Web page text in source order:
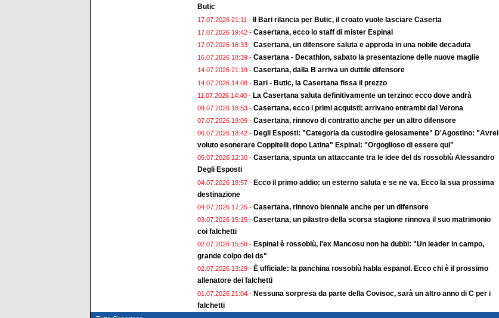
Butic
17.07.2026 21:11 - Il Bari rilancia per Butic, il croato vuole lasciare Caserta
17.07.2026 19:42 - Casertana, ecco lo staff di mister Espinal
17.07.2026 16:33 - Casertana, un difensore saluta e approda in una nobile decaduta
16.07.2026 18:39 - Casertana - Decathlon, sabato la presentazione delle nuove maglie
14.07.2026 21:19 - Casertana, dalla B arriva un duttile difensore
14.07.2026 14:08 - Bari - Butic, la Casertana fissa il prezzo
11.07.2026 14:40 - La Casertana saluta definitivamente un terzino: ecco dove andrà
09.07.2026 18:53 - Casertana, ecco i primi acquisti: arrivano entrambi dal Verona
07.07.2026 19:09 - Casertana, rinnovo di contratto anche per un altro difensore
06.07.2026 18:42 - Degli Esposti: "Categoria da custodire gelosamente" D'Agostino: "Avrei
voluto esonerare Coppitelli dopo Latina" Espinal: "Orgoglioso di essere qui"
05.07.2026 12:30 - Casertana, spunta un attaccante tra le idee del ds rossoblù Alessandro
Degli Esposti
04.07.2026 18:57 - Ecco il primo addio: un esterno saluta e se ne va. Ecco la sua prossima
destinazione
04.07.2026 17:25 - Casertana, rinnovo biennale anche per un difensore
03.07.2026 15:15 - Casertana, un pilastro della scorsa stagione rinnova il suo matrimonio
coi falchetti
02.07.2026 15:56 - Espinal è rossoblù, l'ex Mancosu non ha dubbi: "Un leader in campo,
grande colpo del ds"
02.07.2026 13:29 - È ufficiale: la panchina rossoblù habla espanol. Ecco chi è il prossimo
allenatore dei falchetti
01.07.2026 21:04 - Nessuna sorpresa da parte della Covisoc, sarà un altro anno di C per i
falchetti